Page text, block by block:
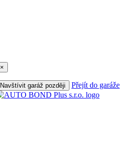
×
Navštívit garáž později Přejít do garáže